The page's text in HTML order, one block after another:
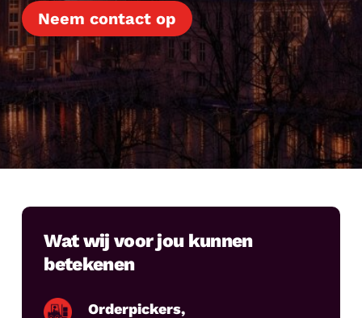
Neem contact op
Wat wij voor jou kunnen
betekenen
Orderpickers,